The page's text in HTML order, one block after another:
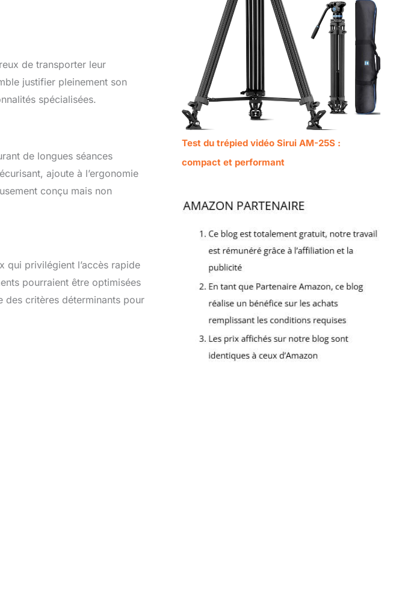
de transporter leur
justifier pleinement son
spécialisées.
de longues séances
ajoute à l’ergonomie
conçu mais non
qui privilégient l’accès rapide
pourraient être optimisées
des critères déterminants pour
Test du trépied vidéo Sirui AM-25S :
compact et performant